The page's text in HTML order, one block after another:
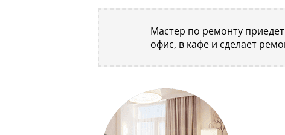
Мастер по ремонту
офис, в кафе и сделает